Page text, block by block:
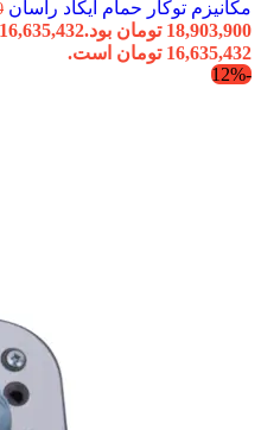
مکانیزم توکار حمام ایکاد راسان
18,903,900 تومان بود.
16,635,432
16,635,432 تومان است.
-12%